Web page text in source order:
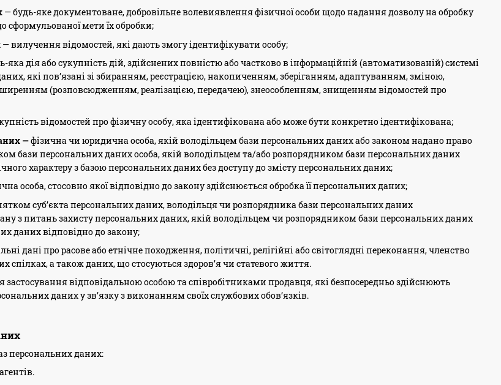
— будь-яке документоване, добровільне волевиявлення фізичної особи щодо надання дозволу на обробку
сформульованої мети їх обробки;
— вилучення відомостей, які дають змогу ідентифікувати особу;
яка дія або сукупність дій, здійснених повністю або частково в інформаційній (автоматизованій) системі
які пов’язані зі збиранням, реєстрацією, накопиченням, зберіганням, адаптуванням, зміною,
(розповсюдженням, реалізацією, передачею), знеособленням, знищенням відомостей про
відомостей про фізичну особу, яка ідентифікована або може бути конкретно ідентифікована;
—фізична чи юридична особа, якій володільцем бази персональних даних або законом надано право
бази персональних даних особа, якій володільцем та/або розпорядником бази персональних даних
характеру з базою персональних даних без доступу до змісту персональних даних;
особа, стосовно якої відповідно до закону здійснюється обробка її персональних даних;
суб’єкта персональних даних, володільця чи розпорядника бази персональних даних
з питань захисту персональних даних, якій володільцем чи розпорядником бази персональних даних
даних відповідно до закону;
дані про расове або етнічне походження, політичні, релігійні або світоглядні переконання, членство
спілках, а також даних, що стосуються здоров’я чи статевого життя.
застосування відповідальною особою та співробітниками продавця, які безпосередньо здійснюють
даних у зв’язку з виконанням своїх службових обов’язків.
персональних даних: